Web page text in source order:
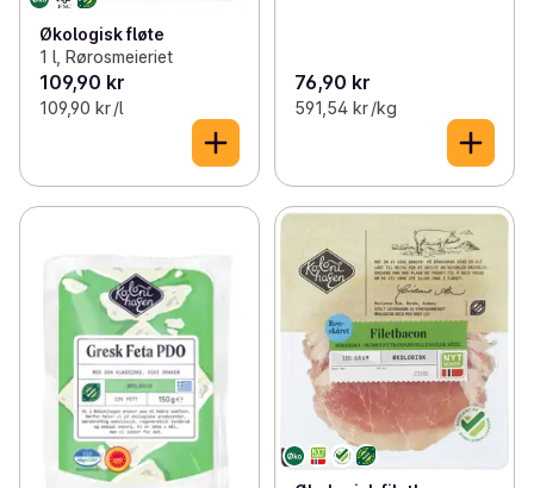
Økologisk fløte
1 l, Rørosmeieriet
109,90 kr
109,90 kr /l
76,90 kr
591,54 kr /kg